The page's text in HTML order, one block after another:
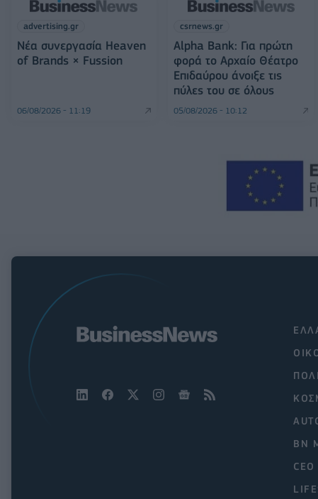
advertising.gr
Νέα συνεργασία Heaven
of Brands × Fussion
06/08/2026 - 11:19
csrnews.gr
Alpha Bank: Για πρώτη
φορά το Αρχαίο Θέατρο
Επιδαύρου άνοιξε τις
πύλες του σε όλους
05/08/2026 - 10:12
BN